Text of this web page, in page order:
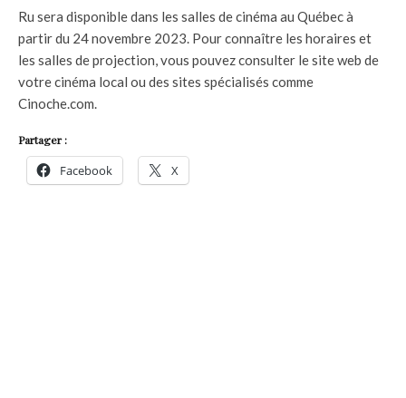
Ru sera disponible dans les salles de cinéma au Québec à
partir du 24 novembre 2023. Pour connaître les horaires et
les salles de projection, vous pouvez consulter le site web de
votre cinéma local ou des sites spécialisés comme
Cinoche.com.
Partager :
Facebook X